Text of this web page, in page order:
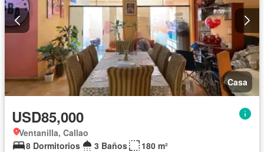
Casa
USD85,000
Ventanilla, Callao
8 Dormitorios
3 Baños
180 m²